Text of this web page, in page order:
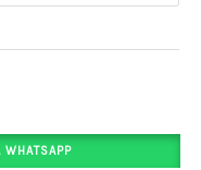
WHATSAPP